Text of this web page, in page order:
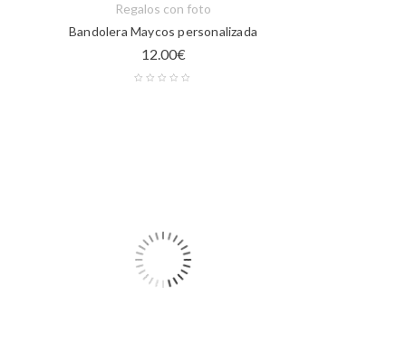
Regalos con foto
Bandolera Maycos personalizada
12.00€